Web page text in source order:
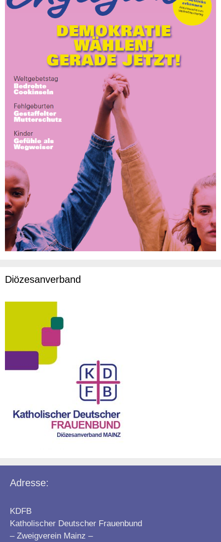
Diözesanverband
Adresse:
KDFB
Katholischer Deutscher Frauenbund
– Zweigverein Mainz –